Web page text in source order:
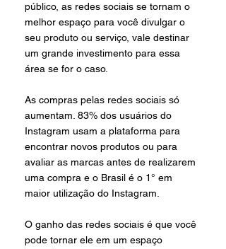
público, as redes sociais se tornam o
melhor espaço para você divulgar o
seu produto ou serviço, vale destinar
um grande investimento para essa
área se for o caso.
As compras pelas redes sociais só
aumentam. 83% dos usuários do
Instagram usam a plataforma para
encontrar novos produtos ou para
avaliar as marcas antes de realizarem
uma compra e o Brasil é o 1° em
maior utilização do Instagram.
O ganho das redes sociais é que você
pode tornar ele em um espaço